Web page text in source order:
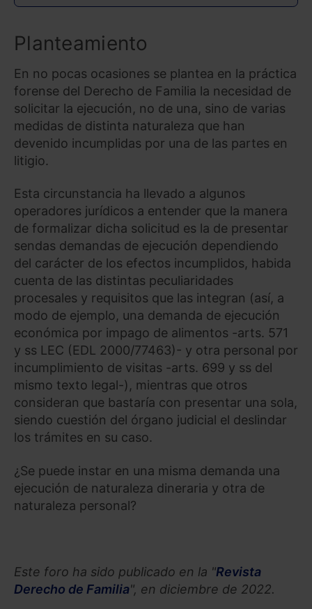
Planteamiento
En no pocas ocasiones se plantea en la práctica
forense del Derecho de Familia la necesidad de
solicitar la ejecución, no de una, sino de varias
medidas de distinta naturaleza que han
devenido incumplidas por una de las partes en
litigio.
Esta circunstancia ha llevado a algunos
operadores jurídicos a entender que la manera
de formalizar dicha solicitud es la de presentar
sendas demandas de ejecución dependiendo
del carácter de los efectos incumplidos, habida
cuenta de las distintas peculiaridades
procesales y requisitos que las integran (así, a
modo de ejemplo, una demanda de ejecución
económica por impago de alimentos -arts. 571
y ss LEC (EDL 2000/77463)- y otra personal por
incumplimiento de visitas -arts. 699 y ss del
mismo texto legal-), mientras que otros
consideran que bastaría con presentar una sola,
siendo cuestión del órgano judicial el deslindar
los trámites en su caso.
¿Se puede instar en una misma demanda una
ejecución de naturaleza dineraria y otra de
naturaleza personal?
Este foro ha sido publicado en la "Revista
Derecho de Familia", en diciembre de 2022.